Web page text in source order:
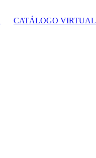
CATÁLOGO VIRTUAL